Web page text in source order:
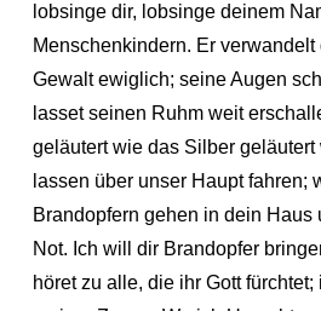
lobsinge dir, lobsinge deinem
Menschenkindern. Er
Gewalt ewiglich; seine Augen
lasset seinen Ruhm weit
geläutert wie das Silber
lassen über unser Haupt fahren;
Brandopfern gehen in dein
Not. Ich will dir Brandopfer
höret zu alle, die ihr Gott